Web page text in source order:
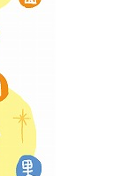
求
スト「受験案
度認定試験